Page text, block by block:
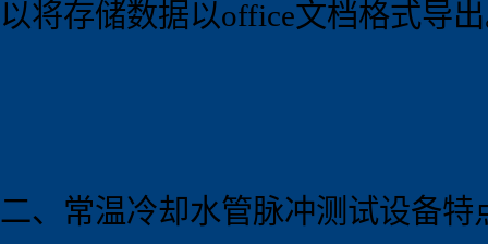
以将存储数据以office文档格式导
二、 常温冷却水管脉冲测试设备特